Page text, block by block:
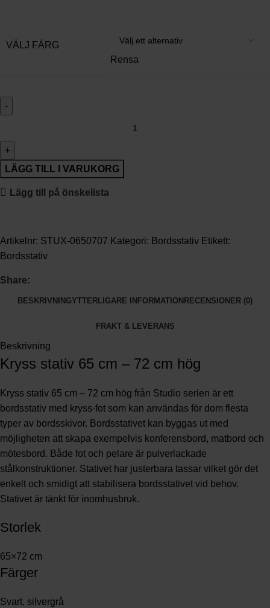
VÄLJ FÄRG
Rensa
LÄGG TILL I VARUKORG
Lägg till på önskelista
Artikelnr: STUX-0650707 Kategori: Bordsstativ Etikett:
Bordsstativ
Share:
BESKRIVNINGYTTERLIGARE INFORMATIONRECENSIONER (0)
FRAKT & LEVERANS
Beskrivning
Kryss stativ 65 cm – 72 cm hög
Kryss stativ 65 cm – 72 cm hög från Studio serien är ett
bordsstativ med kryss-fot som kan användas för dom flesta
typer av bordsskivor. Bordsstativet kan byggas ut med
möjligheten att skapa exempelvis konferensbord, matbord och
mötesbord. Både fot och pelare är pulverlackade
stålkonstruktioner. Stativet har justerbara tassar vilket gör det
enkelt och smidigt att stabilisera bordsstativet vid behov.
Stativet är tänkt för inomhusbruk.
Storlek
65×72 cm
Färger
Svart, silvergrå